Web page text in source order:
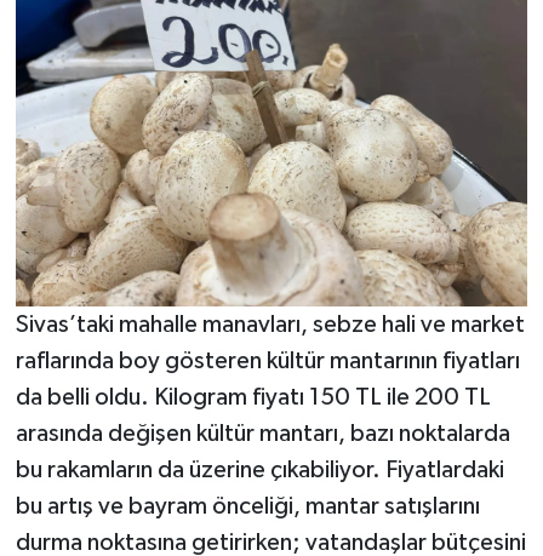
Sivas’taki mahalle manavları, sebze hali ve market
raflarında boy gösteren kültür mantarının fiyatları
da belli oldu. Kilogram fiyatı 150 TL ile 200 TL
arasında değişen kültür mantarı, bazı noktalarda
bu rakamların da üzerine çıkabiliyor. Fiyatlardaki
bu artış ve bayram önceliği, mantar satışlarını
durma noktasına getirirken; vatandaşlar bütçesini